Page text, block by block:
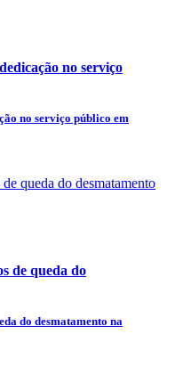
no serviço
no serviço público em
de queda do
do desmatamento na